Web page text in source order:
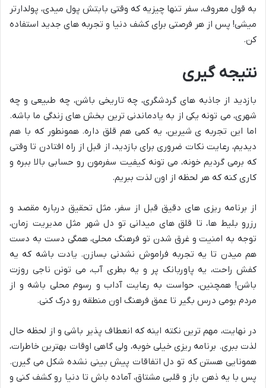
به قول معروف، سفر تنها چیزیه که وقتی بابتش پول میدی، پولدارتر
میشی! پس از هر فرصتی برای کشف دنیا و تجربه های جدید استفاده
کن.
نتیجه گیری
بازدید از جاذبه های گردشگری، چه تاریخی باشن، چه طبیعی و چه
شهری، می تونه یکی از به یادماندنی ترین بخش های زندگی ما باشه.
اما این تجربه ی شیرین، یه کمی هم قلق داره. همونطور که با هم
دیدیم، رعایت نکات ضروری برای بازدید، از قبل از راه افتادن تا وقتی
که برمی گردیم خونه، می تونه کیفیت سفرمون رو حسابی بالا ببره و
کاری کنه که هر لحظه از اون لذت ببریم.
از برنامه ریزی های دقیق قبل از سفر، مثل تحقیق درباره مقصد و
رزرو بلیط ها، تا قلق های میدانی تو دل شهر مثل مدیریت زمان،
توجه به امنیت و غرق شدن تو فرهنگ محلی، همگی دست به دست
هم میدن تا یه تجربه فراموش نشدنی بسازن. یادت باشه که یه
کفش راحت، یه پاوربانک پر و یه بطری آب، می تونن ناجی روزت
باشن! همچنین، حواست به رعایت آداب و رسوم محلی باشه و از
مردم بومی درس بگیر تا عمق فرهنگ اون منطقه رو درک کنی.
در نهایت، مهم ترین نکته اینه که انعطاف پذیر باشی و از لحظه حال
لذت ببری. برنامه ریزی خیلی خوبه، ولی گاهی اوقات بهترین خاطرات،
همونایی هستن که تو دل اتفاقات پیش بینی نشده شکل می گیرن.
پس با یه ذهن باز و قلبی مشتاق، آماده باش تا دنیا رو کشف کنی و